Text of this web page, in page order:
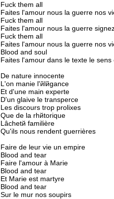
Fuck them all
Faites l'amour nous la guerre nos
Fuck them all
Faites l'amour nous la guerre
Fuck them all
Faites l'amour nous la guerre nos
Blood and soul
Faites l'amour dans le texte le sens
De nature innocente
L'on manie l'йlйgance
Et d'une main experte
D'un glaive le transperce
Les discours trop prolixes
Que de la rhйtorique
Lâchetй familière
Qu'ils nous rendent guerrières
Faire de leur vie un empire
Blood and tear
Faire l'amour à Marie
Blood and tear
Et Marie est martyre
Blood and tear
Sur le mur nos soupirs